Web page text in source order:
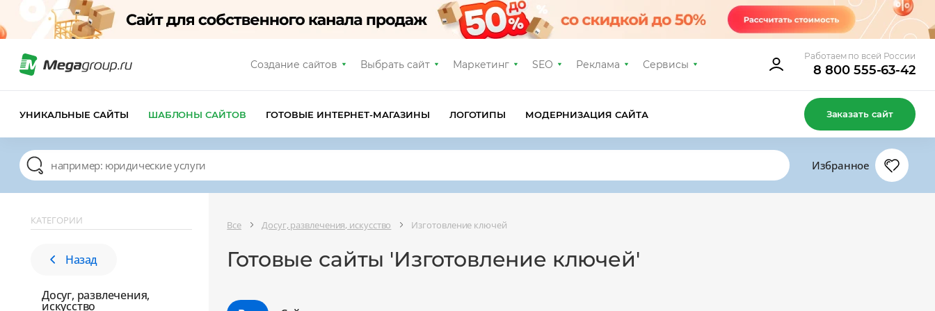
Создание сайтов Выбрать сайт Маркетинг SEO Реклама Сервисы
Работаем по всей России
8 800 555-63-42
УНИКАЛЬНЫЕ САЙТЫ ШАБЛОНЫ САЙТОВ ГОТОВЫЕ ИНТЕРНЕТ-МАГАЗИНЫ ЛОГОТИПЫ МОДЕРНИЗАЦИЯ САЙТА Заказать сайт
Избранное
КАТЕГОРИИ
Назад
Досуг, развлечения,
искусство
Все Досуг, развлечения, искусство Изготовление ключей
Готовые сайты 'Изготовление ключей'